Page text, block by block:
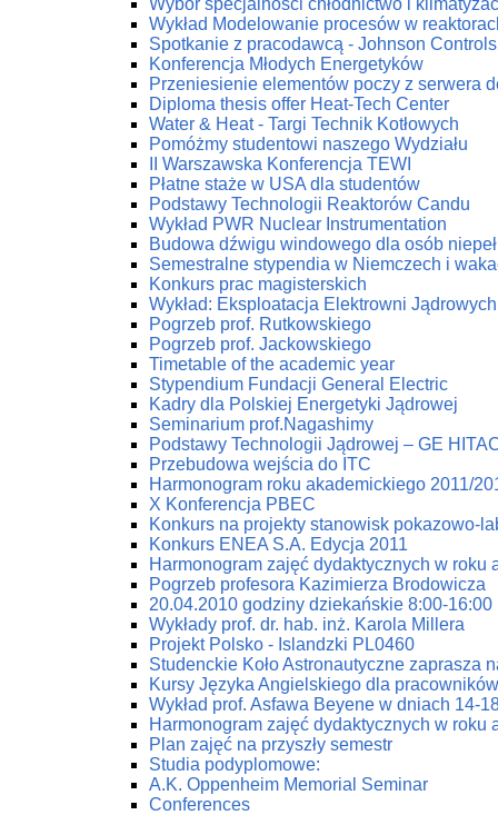
Wybór specjalności chłodnictwo i
Wykład Modelowanie procesów w
Spotkanie z pracodawcą - Johnson
Konferencja Młodych Energetyków
Przeniesienie elementów poczy z serwera
Diploma thesis offer Heat-Tech Center
Water & Heat - Targi Technik Kotłowych
Pomóżmy studentowi naszego Wydziału
II Warszawska Konferencja TEWI
Płatne staże w USA dla studentów
Podstawy Technologii Reaktorów Candu
Wykład PWR Nuclear Instrumentation
Budowa dźwigu windowego dla osób
Semestralne stypendia w Niemczech i
Konkurs prac magisterskich
Wykład: Eksploatacja Elektrowni Jądrowych
Pogrzeb prof. Rutkowskiego
Pogrzeb prof. Jackowskiego
Timetable of the academic year
Stypendium Fundacji General Electric
Kadry dla Polskiej Energetyki Jądrowej
Seminarium prof.Nagashimy
Podstawy Technologii Jądrowej – GE
Przebudowa wejścia do ITC
Harmonogram roku akademickiego 2011/
X Konferencja PBEC
Konkurs na projekty stanowisk pokazowo-
Konkurs ENEA S.A. Edycja 2011
Harmonogram zajęć dydaktycznych w roku
Pogrzeb profesora Kazimierza Brodowicza
20.04.2010 godziny dziekańskie 8:00-16:00
Wykłady prof. dr. hab. inż. Karola Millera
Projekt Polsko - Islandzki PL0460
Studenckie Koło Astronautyczne zaprasza
Kursy Języka Angielskiego dla
Wykład prof. Asfawa Beyene w dniach 14-
Harmonogram zajęć dydaktycznych w roku
Plan zajęć na przyszły semestr
Studia podyplomowe:
A.K. Oppenheim Memorial Seminar
Conferences